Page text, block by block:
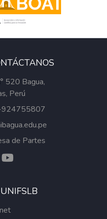
520 Bagua,
Perú
924755807
de Partes